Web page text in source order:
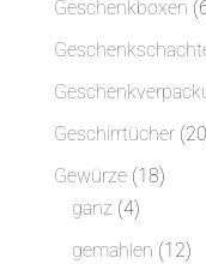
Geschenkboxen
Geschirrtücher 20
Gewürze 1818
ganz 44
Produkte
gemahlen 1212